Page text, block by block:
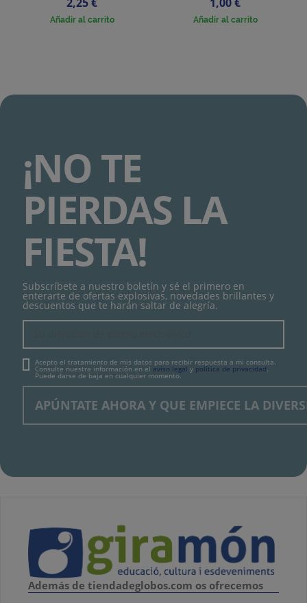
Añadir al carrito Añadir al carrito
¡NO TE
PIERDAS LA
FIESTA!
Subscríbete a nuestro boletín y sé el primero en
enterarte de ofertas explosivas, novedades brillantes y
descuentos que te harán saltar de alegría.
Acepto el tratamiento de mis datos para recibir respuesta a mi consulta.
Consulte nuestra información en el aviso legal y política de privacidad
Puede darse de baja en cualquier momento.
Además de tiendadeglobos.com os ofrecemos